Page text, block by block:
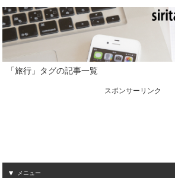
「旅行」タグの記事一覧
スポンサーリンク
メニュー